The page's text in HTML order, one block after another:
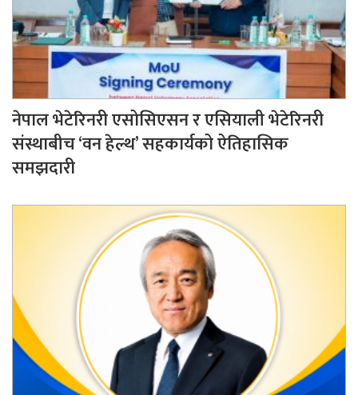
नेपाल भेटेरिनरी एसोसिएसन र एसियाली भेटेरिनरी
संस्थाबीच ‘वन हेल्थ’ सहकार्यको ऐतिहासिक
समझदारी